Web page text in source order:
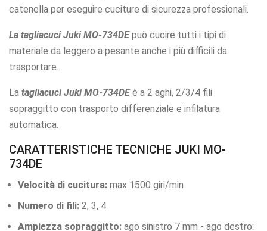
catenella per eseguire cuciture di sicurezza professionali.
La tagliacuci Juki MO-734DEpuò cucire tutti i tipi di
materiale da leggero a pesante anche i più difficili da
trasportare.
La tagliacuci Juki MO-734DEè a 2 aghi, 2/3/4 fili
sopraggitto con trasporto differenziale e infilatura
automatica.
CARATTERISTICHE TECNICHE JUKI MO-
734DE
Velocità di cucitura: max 1500 giri/min
Numero di fili: 2, 3, 4
Ampiezza sopraggitto: ago sinistro 7 mm - ago destro: